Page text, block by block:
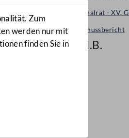
Zum
werden nur mit
finden Sie in
Nationalrat - XV.
Ausschussbericht
44 d.B.